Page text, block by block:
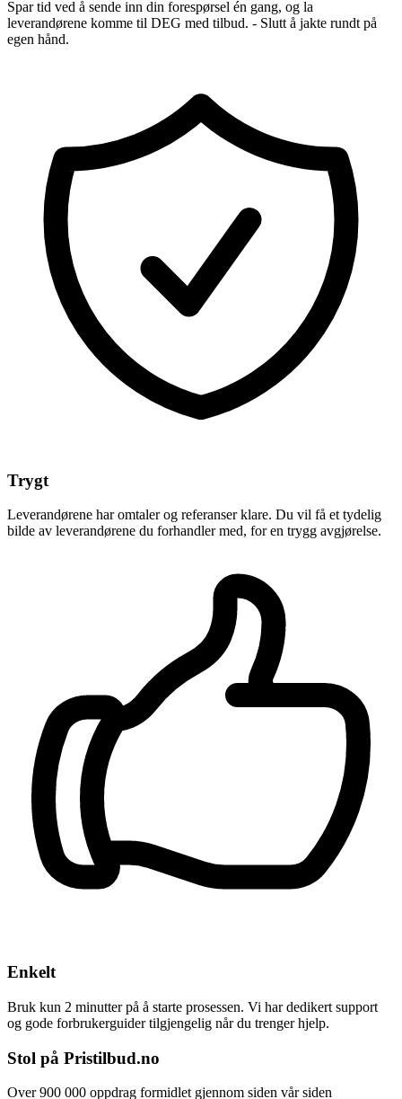
Spar tid ved å sende inn din forespørsel én gang, og la
leverandørene komme til DEG med tilbud. - Slutt å jakte rundt på
egen hånd.
Trygt
Leverandørene har omtaler og referanser klare. Du vil få et tydelig
bilde av leverandørene du forhandler med, for en trygg avgjørelse.
Enkelt
Bruk kun 2 minutter på å starte prosessen. Vi har dedikert support
og gode forbrukerguider tilgjengelig når du trenger hjelp.
Stol på Pristilbud.no
Over 900 000 oppdrag formidlet gjennom siden vår siden